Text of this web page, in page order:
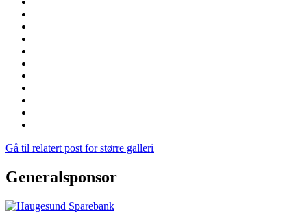
Gå til relatert post for større galleri
Generalsponsor